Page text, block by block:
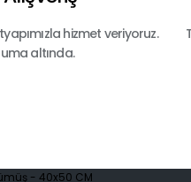
hizmet veriyoruz.
altında.